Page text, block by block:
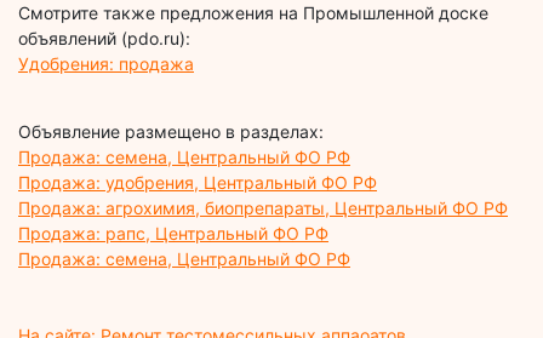
Смотрите также предложения на Промышленной доске
объявлений (pdo.ru):
Удобрения: продажа
Объявление размещено в разделах:
Продажа: семена, Центральный ФО РФ
Продажа: удобрения, Центральный ФО РФ
Продажа: агрохимия, биопрепараты, Центральный ФО РФ
Продажа: рапс, Центральный ФО РФ
Продажа: семена, Центральный ФО РФ